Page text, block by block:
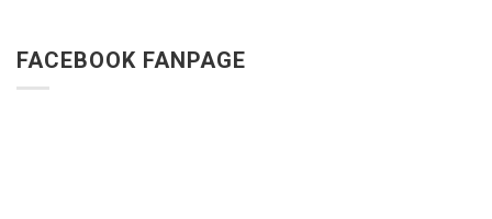
FACEBOOK FANPAGE